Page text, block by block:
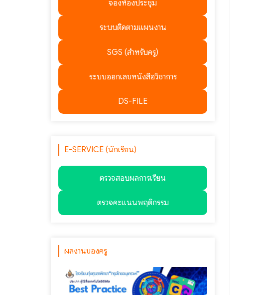
จองห้องประชุม
ระบบติดตามแผนงาน
SGS (สำหรับครู)
ระบบออกเลขหนังสือวิชาการ
DS-FILE
E-SERVICE (นักเรียน)
ตรวจสอบผลการเรียน
ตรวจคะแนนพฤติกรรม
ผลงานของครู